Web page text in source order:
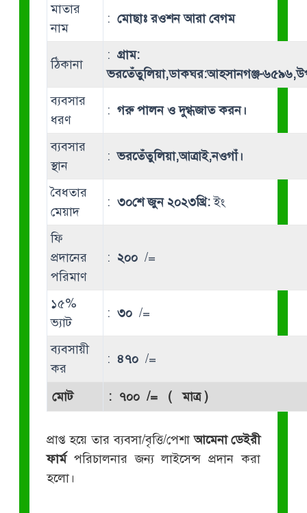
মাতার
নাম
: মোছাঃ রওশন আরা বেগম
ঠিকানা
: গ্রাম:
ভরতেঁতুলিয়া,ডাকঘর:আহসানগঞ্জ-
ব্যবসার
ধরণ
: গরু পালন ও দুগ্ধজাত করন।
ব্যবসার
স্থান
:ভরতেঁতুলিয়া,আত্রাই,নওগাঁ।
বৈধতার
মেয়াদ
: ৩০শে জুন ২০২৩খ্রি:ইং
ফি
প্রদানের
পরিমাণ
: ২০০/=
১৫%
ভ্যাট
: ৩০/=
ব্যবসায়ী
কর
: ৪৭০/=
মোট : ৭০০/= ( মাত্র )
প্রাপ্ত হয়ে তার ব্যবসা/বৃত্তি/পেশাআমেনা ডেইরী
ফার্ম পরিচালনার জন্য লাইসেন্স প্রদান করা
হলো।